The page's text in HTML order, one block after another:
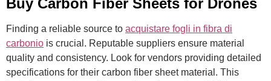
Buy Carbon Fiber Sheets for Drones
Finding a reliable source to acquistare fogli in fibra di
carbonio is crucial. Reputable suppliers ensure material
quality and consistency. Look for vendors providing detailed
specifications for their carbon fiber sheet material. This